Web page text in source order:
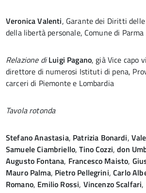
Veronica Valenti, Garante dei Diritti
della libertà personale, Comune di Parma
Relazione diLuigi Pagano, già Vice capo
direttore di numerosi Istituti di pena,
carceri di Piemonte e Lombardia
Tavola rotonda
Stefano Anastasia, Patrizia Bonardi,
Samuele Ciambriello,Tino Cozzi,don
Augusto Fontana, Francesco Maisto,
Mauro Palma, Pietro Pellegrini,Carlo
Romano, Emilio Rossi, Vincenzo Scalfari,